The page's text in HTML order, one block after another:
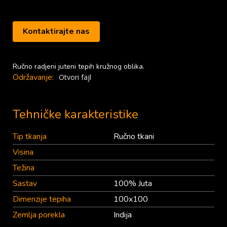
Kontaktirajte nas
Ručno radjeni juteni tepih kružnog oblika.
Održavanje: Otvori fajl
Tehničke karakteristike
Tip tkanja
Ručno tkani
Visina
Težina
Sastav
100% Juta
Dimenzije tepiha
100x100
Zemlja porekla
Indija